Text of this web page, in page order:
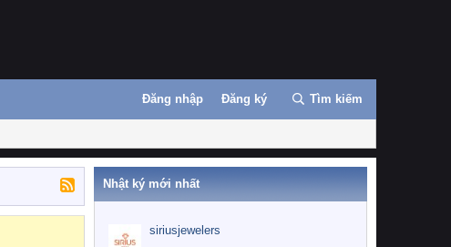
Đăng nhập Đăng ký Tìm kiếm
Nhật ký mới nhất
siriusjewelers